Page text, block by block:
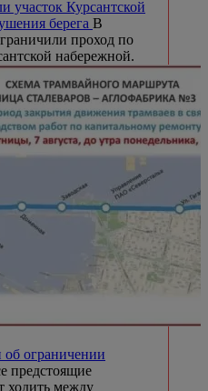
участок Курсантской
берега В
проход по
набережной.
ограничении
предстоящие
ходить между